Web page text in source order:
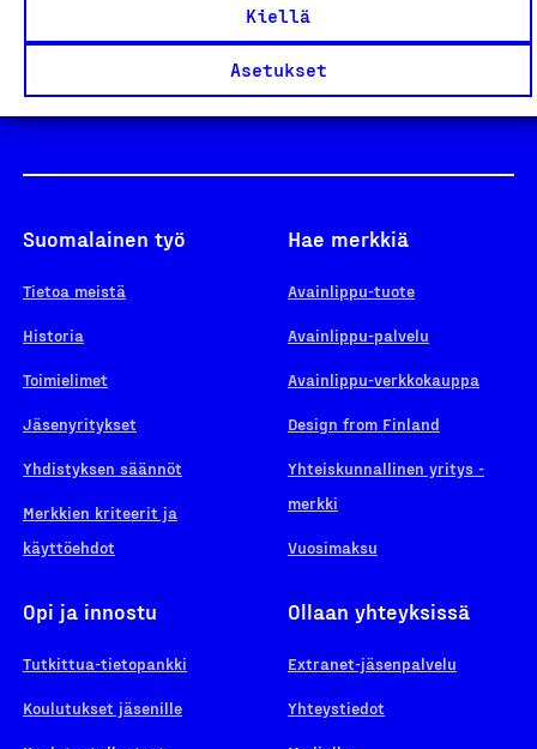
Kiellä
Asetukset
Yhteiskunnallinen Yritys -merkki
Suomalainen työ
Tietoa meistä
Historia
Toimielimet
Jäsenyritykset
Yhdistyksen säännöt
Merkkien kriteerit ja
käyttöehdot
Hae merkkiä
Avainlippu-tuote
Avainlippu-palvelu
Avainlippu-verkkokauppa
Design from Finland
Yhteiskunnallinen yritys -
merkki
Vuosimaksu
Opi ja innostu
Tutkittua-tietopankki
Koulutukset jäsenille
Ollaan yhteyksissä
Extranet-jäsenpalvelu
Yhteystiedot